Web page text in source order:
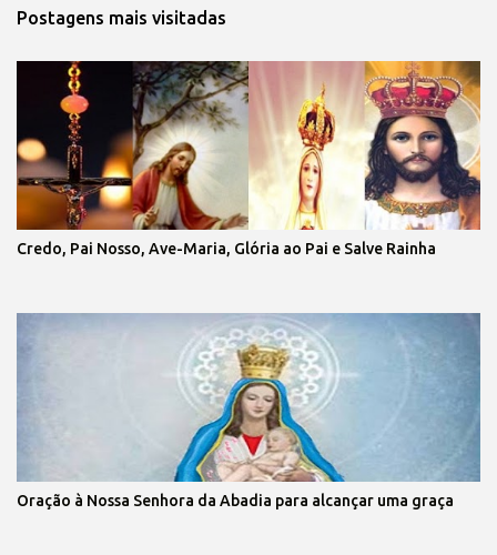
Postagens mais visitadas
Credo, Pai Nosso, Ave-Maria, Glória ao Pai e Salve Rainha
Oração à Nossa Senhora da Abadia para alcançar uma graça